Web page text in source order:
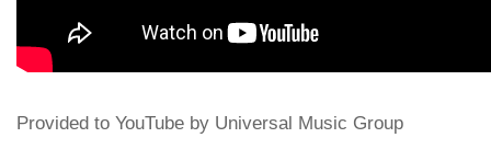
Provided to YouTube by Universal Music Group